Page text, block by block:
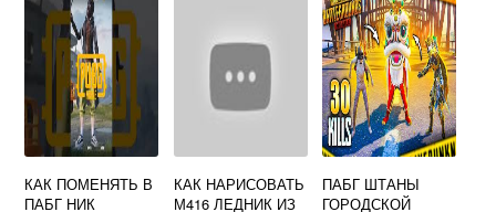
КАК ПОМЕНЯТЬ В
ПАБГ НИК
КАК НАРИСОВАТЬ
М416 ЛЕДНИК ИЗ
ПАБГ ШТАНЫ
ГОРОДСКОЙ